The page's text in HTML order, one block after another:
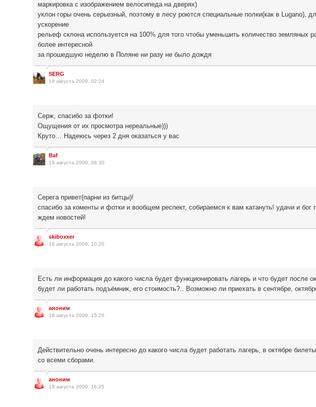
маркировка с изображением велосипеда на дверях)
уклон горы очень серьезный, поэтому в лесу роются специальные полки(как в Lugano),
ускорение
рельеф склона используется на 100% для того чтобы уменьшить количество земляных
более интересной
за прошедшую неделю в Поляне ни разу не было дождя
SERG
19 августа 2009, 02:24
Серж, спасибо за фотки!
Ощущения от их просмотра нереальные)))
Круто… Надеюсь через 2 дня оказаться у вас
Baf
19 августа 2009, 08:30
Серега привет(парни из битцы)!
спасибо за коменты и фотки и вообщем респект, собираемся к вам катануть! удачи и бог
ждем новостей!
skiboxxer
19 августа 2009, 10:20
Есть ли информация до какого числа будет функционировать лагерь и что будет после
будет ли работать подъёмник, его стоимость?.. Возможно ли приехать в сентябре,
аноним
19 августа 2009, 15:26
Действительно очень интересно до какого числа будет работать лагерь, в октябре
со всеми сборами.
аноним
19 августа 2009, 16:25